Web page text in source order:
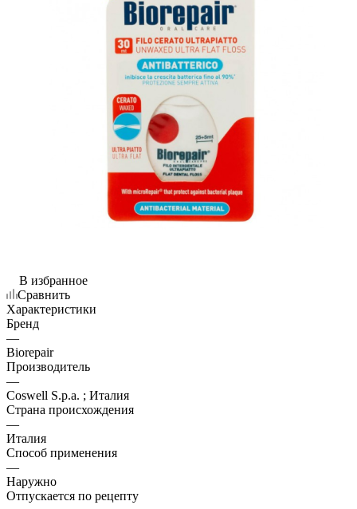
В избранное
Сравнить
Характеристики
Бренд
—
Biorepair
Производитель
—
Coswell S.p.a. ; Италия
Страна происхождения
—
Италия
Способ применения
—
Наружно
Отпускается по рецепту